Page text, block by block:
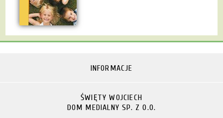
INFORMACJE
ŚWIĘTY WOJCIECH
DOM MEDIALNY SP. Z O.O.